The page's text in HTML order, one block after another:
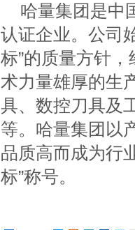
哈量集团是中
认证企业。公司
标”的质量方针
术力量雄厚的生
具、数控刀具及
等。哈量集团以
品质高而成为行
标”称号。